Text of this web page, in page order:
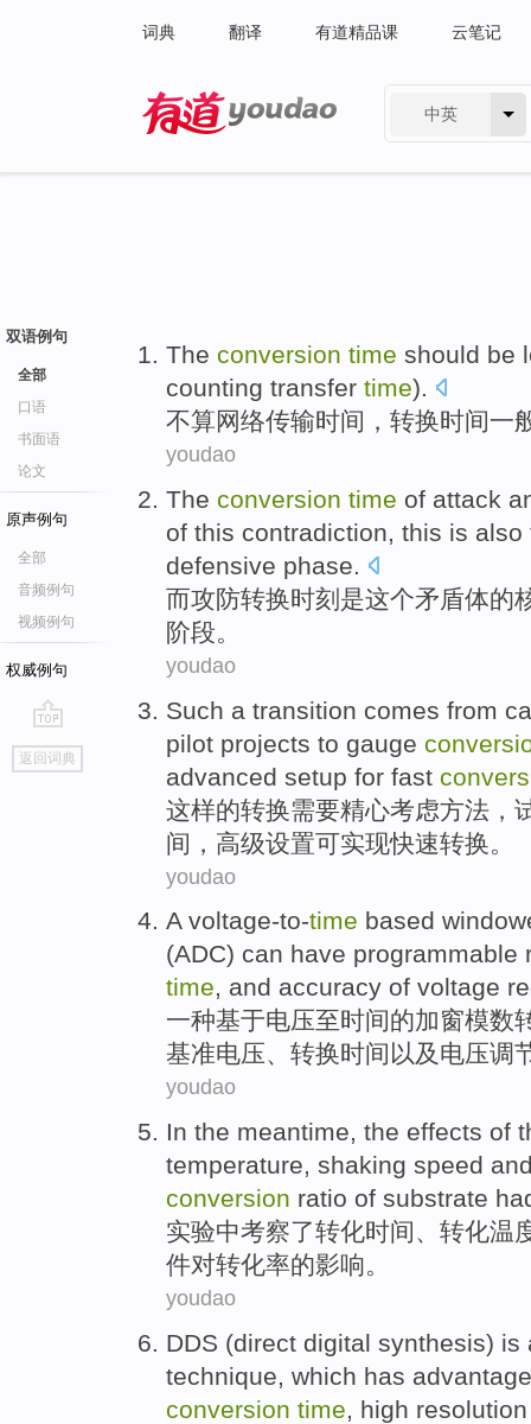
词典 翻译 有道精品课 云笔记
中英
双语例句
全部
口语
书面语
论文
原声例句
全部
音频例句
视频例句
权威例句
go
top
返回词典
The conversion time should be
counting transfer time).
不算网络传输时间 ， 转换时间一
youdao
The conversion time of attack
of this contradiction, this is also
defensive phase.
而攻防转换时刻 是这个矛盾体的
阶段。
youdao
Such a transition comes from
pilot projects to gauge
advanced setup for fast
这样的转换需要精心考虑方法 ，
间 ， 高级设置可实现快速转换。
youdao
A voltage-to-time based
(ADC) can have programmable
time, and accuracy of voltage
一种基于电压至时间的加窗模数
基准电压、 转换时间 以及 电压调
youdao
In the meantime, the effects of
temperature, shaking speed
conversion ratio of substrate
实验中考察了转化时间、转化温
件对转化率的影响。
youdao
DDS (direct digital synthesis) is
technique, which has
conversion time, high resolution